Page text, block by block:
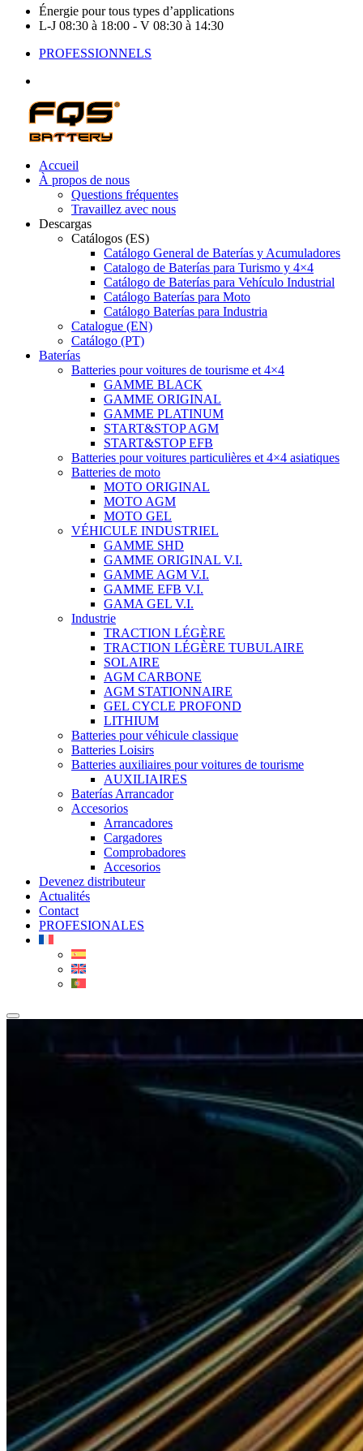
Énergie pour tous types d’applications
L-J 08:30 à 18:00 - V 08:30 à 14:30
PROFESSIONNELS
Accueil
À propos de nous
Questions fréquentes
Travaillez avec nous
Descargas
Catálogos (ES)
Catálogo General de Baterías y Acumuladores
Catalogo de Baterías para Turismo y 4×4
Catálogo de Baterías para Vehículo Industrial
Catálogo Baterías para Moto
Catálogo Baterías para Industria
Catalogue (EN)
Catálogo (PT)
Baterías
Batteries pour voitures de tourisme et 4×4
GAMME BLACK
GAMME ORIGINAL
GAMME PLATINUM
START&STOP AGM
START&STOP EFB
Batteries pour voitures particulières et 4×4 asiatiques
Batteries de moto
MOTO ORIGINAL
MOTO AGM
MOTO GEL
VÉHICULE INDUSTRIEL
GAMME SHD
GAMME ORIGINAL V.I.
GAMME AGM V.I.
GAMME EFB V.I.
GAMA GEL V.I.
Industrie
TRACTION LÉGÈRE
TRACTION LÉGÈRE TUBULAIRE
SOLAIRE
AGM CARBONE
AGM STATIONNAIRE
GEL CYCLE PROFOND
LITHIUM
Batteries pour véhicule classique
Batteries Loisirs
Batteries auxiliaires pour voitures de tourisme
AUXILIAIRES
Baterías Arrancador
Accesorios
Arrancadores
Cargadores
Comprobadores
Accesorios
Devenez distributeur
Actualités
Contact
PROFESIONALES